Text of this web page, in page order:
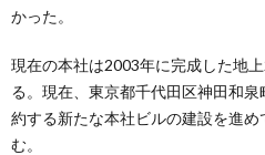
かった。
現在の本社は2003年に完成した地
る。現在、東京都千代田区神田和
約する新たな本社ビルの建設を進
む。